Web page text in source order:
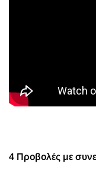
4 Προβολές με